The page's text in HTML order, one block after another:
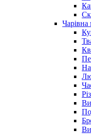
Чарiвна